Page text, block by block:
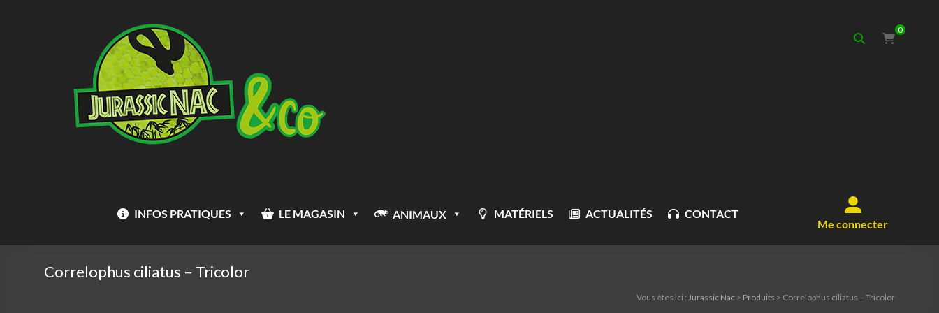
Jurassic
0
Me connecter
INFOS PRATIQUES LE MAGASIN ANIMAUX MATÉRIELS ACTUALITÉS CONTACT
Correlophus ciliatus – Tricolor
Vous êtes ici : Jurassic Nac > Produits > Correlophus ciliatus – Tricolor